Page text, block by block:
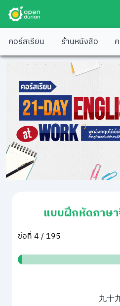
คอร์สเรียน ร้านหนังสือ
แบบฝึกหัดภาษ
ข้อที่ 4 / 195
九十